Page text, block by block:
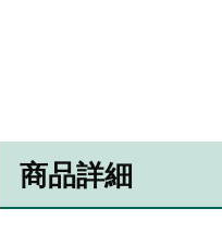
商品詳細